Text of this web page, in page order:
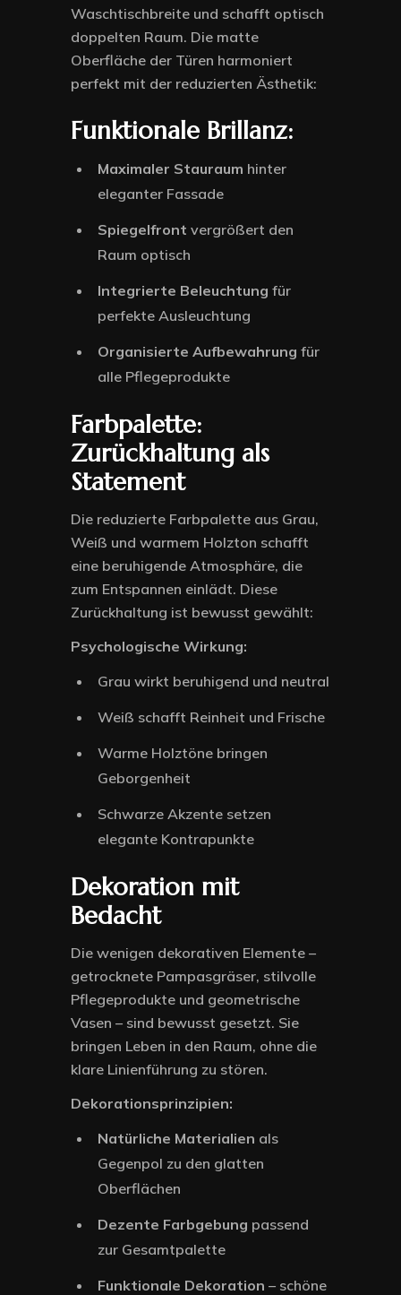
Waschtischbreite und schafft optisch
doppelten Raum. Die matte
Oberfläche der Türen harmoniert
perfekt mit der reduzierten Ästhetik:
Funktionale Brillanz:
Maximaler Stauraum hinter
eleganter Fassade
Spiegelfront vergrößert den
Raum optisch
Integrierte Beleuchtung für
perfekte Ausleuchtung
Organisierte Aufbewahrung für
alle Pflegeprodukte
Farbpalette:
Zurückhaltung als
Statement
Die reduzierte Farbpalette aus Grau,
Weiß und warmem Holzton schafft
eine beruhigende Atmosphäre, die
zum Entspannen einlädt. Diese
Zurückhaltung ist bewusst gewählt:
Psychologische Wirkung:
Grau wirkt beruhigend und neutral
Weiß schafft Reinheit und Frische
Warme Holztöne bringen
Geborgenheit
Schwarze Akzente setzen
elegante Kontrapunkte
Dekoration mit
Bedacht
Die wenigen dekorativen Elemente –
getrocknete Pampasgräser, stilvolle
Pflegeprodukte und geometrische
Vasen – sind bewusst gesetzt. Sie
bringen Leben in den Raum, ohne die
klare Linienführung zu stören.
Dekorationsprinzipien:
Natürliche Materialien als
Gegenpol zu den glatten
Oberflächen
Dezente Farbgebung passend
zur Gesamtpalette
Funktionale Dekoration – schöne